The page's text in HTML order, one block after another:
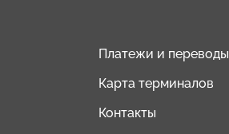
Платежи и переводы
Карта терминалов
Контакты